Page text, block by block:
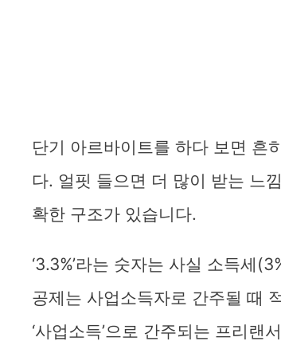
단기 아르바이트를 하다 보면 흔
다. 얼핏 들으면 더 많이 받는 느
확한 구조가 있습니다.
‘3.3%’라는 숫자는 사실 소득세
공제는 사업소득자로 간주될 때
‘사업소득’으로 간주되는 프리